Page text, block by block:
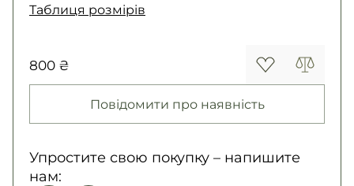
Таблиця розмірів
800 ₴
Повідомити про наявність
Упростите свою покупку – напишите
нам: